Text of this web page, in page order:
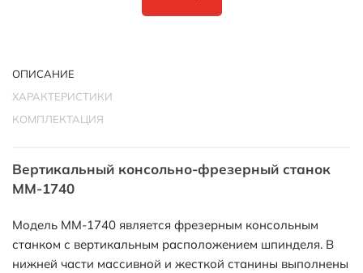
ОПИСАНИЕ
ХАРАКТЕРИСТИКИ
КОМПЛЕКТАЦИЯ
Вертикальный консольно-фрезерный станок
MM-1740
Модель MM-1740 является фрезерным консольным
станком с вертикальным расположением шпинделя. В
нижней части массивной и жесткой станины выполнены